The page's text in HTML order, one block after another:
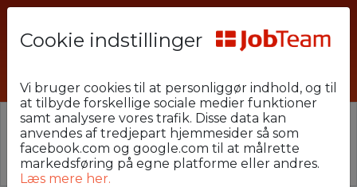
⚠️ Denne jobannonce er udløbet.
Stillingen er ikke længere aktiv, men du kan
lignende annoncer her.
Cookie indstillinger
Vi bruger cookies til at personliggør indhold, og til
at tilbyde forskellige sociale medier funktioner
samt analysere vores trafik. Disse data kan
anvendes af tredjepart hjemmesider så som
facebook.com og google.com til at målrette
markedsføring på egne platforme eller andres.
Læs mere her.